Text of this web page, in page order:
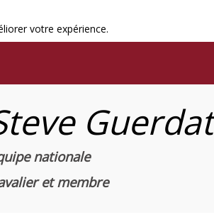
Guerdat
nationale
et membre
votre expérience.